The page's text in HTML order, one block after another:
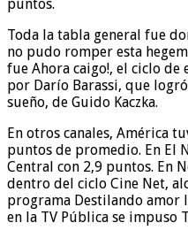
puntos.
Toda la tabla general fue
no pudo romper esta
fue Ahora caigo!, el ciclo
por Darío Barassi, que
sueño, de Guido Kaczka.
En otros canales, América
puntos de promedio. En El
Central con 2,9 puntos. En
dentro del ciclo Cine Net,
programa Destilando amor
en la TV Pública se impuso